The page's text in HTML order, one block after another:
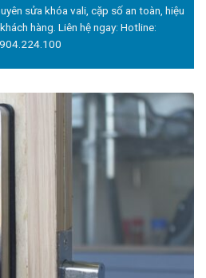
sửa khóa vali, cặp số an toàn, hiệu
hàng. Liên hệ ngay: Hotline: